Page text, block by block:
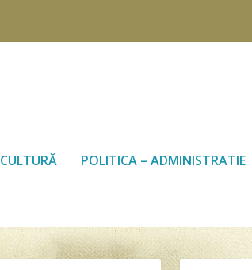
CULTURĂ POLITICA – ADMINISTRATIE